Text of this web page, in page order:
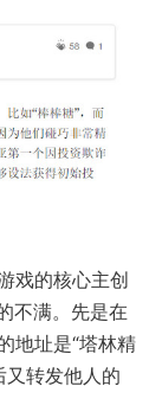
戏的核心主创
不满。先是在
地址是“塔林精
又转发他人的